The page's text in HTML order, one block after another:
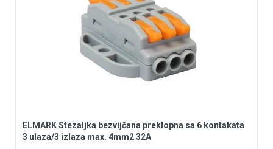
ELMARK Stezaljka bezvijčana preklopna sa 6 kontakata
3 ulaza/3 izlaza max. 4mm2 32A